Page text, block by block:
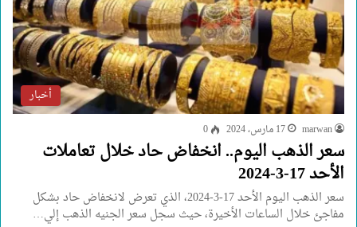
أخبار
marwan 17 مارس، 2024 0
سعر الذهب اليوم.. انخفاض حاد خلال تعاملات
الأحد 17-3-2024
سعر الذهب اليوم الأحد 17-3-2024، الذي تعرض لانخفاض حاد بشكل
مفاجئ خلال الساعات الأخيرة، حيث سجل سعر الجنيه الذهب إلي…